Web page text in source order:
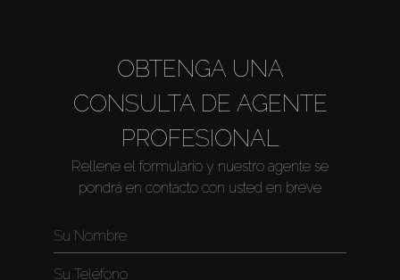
OBTENGA UNA
CONSULTA DE AGENTE
PROFESIONAL
Rellene el formulario y nuestro agente se
pondrá en contacto con usted en breve